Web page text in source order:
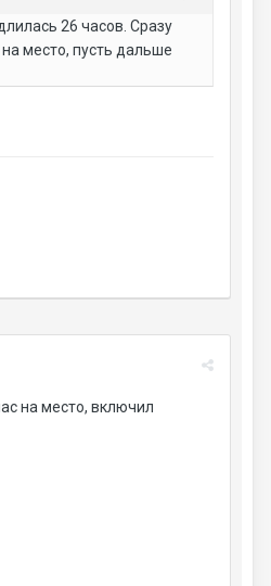
26 часов. Сразу
место, пусть дальше
на место, включил